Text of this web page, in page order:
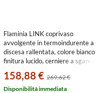
Flaminia LINK coprivaso
avvolgente in termoindurente a
discesa rallentata, colore bianco
finitura lucido, cerniere a sgancio
158,88 € 269,62 €
Disponibilità immediata